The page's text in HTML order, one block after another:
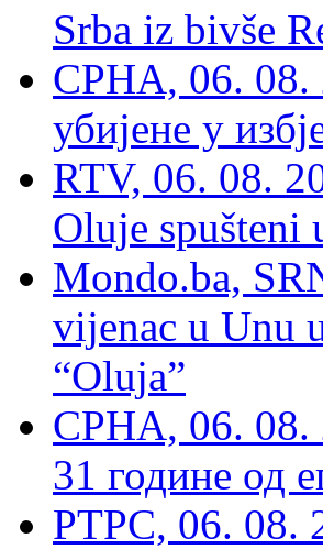
Srba iz bivše
СРНА, 06. 08.
убијене у
RTV, 06. 08.
Oluje spušteni
Mondo.ba,
vijenac u Unu
“Oluja”
СРНА, 06. 08.
31 године од
РТРС, 06. 08.